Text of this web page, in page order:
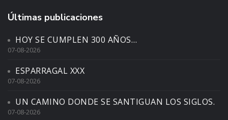
Últimas publicaciones
HOY SE CUMPLEN 300 AÑOS…
07-08-2026
ESPARRAGAL XXX
07-08-2026
UN CAMINO DONDE SE SANTIGUAN LOS SIGLOS.
07-08-2026